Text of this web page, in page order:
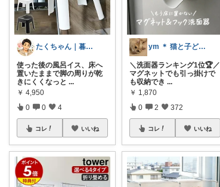
たくちゃん｜暮らしをラクにする
使った後の風呂イス、床へ
置いたままで脚の周りが乾
きにくくなっと ...
￥ 4,950
0 0 4
コレ いいね
ym ＊ 猫と子どものいる暮らし
＼洗面器ランキング1位🏆／
マグネットでも引っ掛けで
も収納でき ...
￥ 1,870
0 2 372
コレ いいね